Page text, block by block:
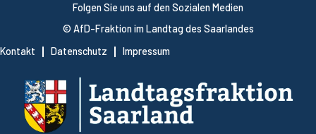
© AfD-Fraktion im Landtag des Saarlandes
Kontakt
Datenschutz Impressum
Folgen Sie uns auf den Sozialen Medien